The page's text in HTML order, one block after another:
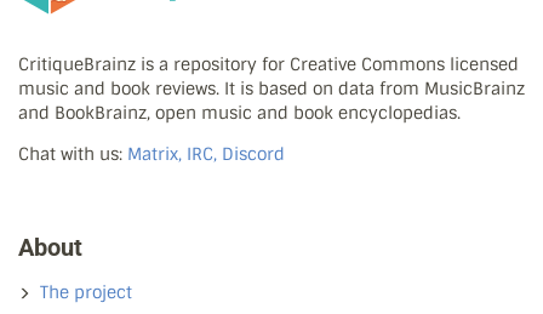
CritiqueBrainz is a repository for Creative Commons licensed
music and book reviews. It is based on data from MusicBrainz
and BookBrainz, open music and book encyclopedias.
Chat with us: Matrix, IRC, Discord
About
The project